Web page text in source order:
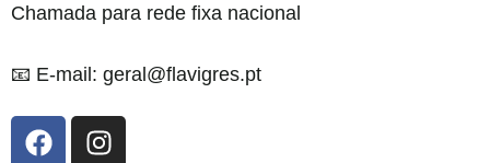
Chamada para rede fixa nacional
📧 E-mail: geral@flavigres.pt